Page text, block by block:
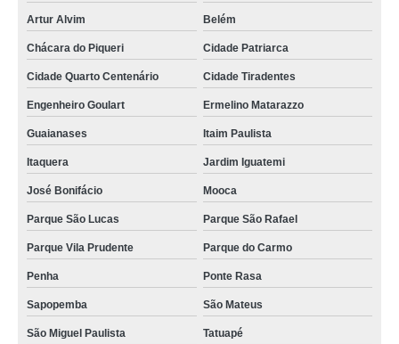
Artur Alvim Belém
Chácara do Piqueri Cidade Patriarca
Cidade Quarto Centenário Cidade Tiradentes
Engenheiro Goulart Ermelino Matarazzo
Guaianases Itaim Paulista
Itaquera Jardim Iguatemi
José Bonifácio Mooca
Parque São Lucas Parque São Rafael
Parque Vila Prudente Parque do Carmo
Penha Ponte Rasa
Sapopemba São Mateus
São Miguel Paulista Tatuapé